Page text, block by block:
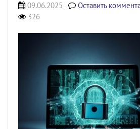
09.06.2025 Оставить
326